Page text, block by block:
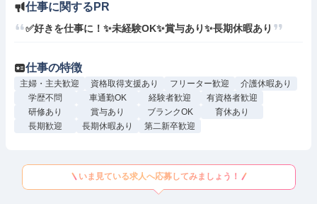
仕事に関するPR
✅好きを仕事に！✨未経験OK✨賞与あり✨長期休暇あり
仕事の特徴
主婦・主夫歓迎 資格取得支援あり フリーター歓迎
介護休暇あり
学歴不問
車通勤OK 経験者歓迎
有資格者歓迎
研修あり
賞与あり ブランクOK
育休あり
長期歓迎
長期休暇あり 第二新卒歓迎
いま見ている求人へ応募してみましょう！